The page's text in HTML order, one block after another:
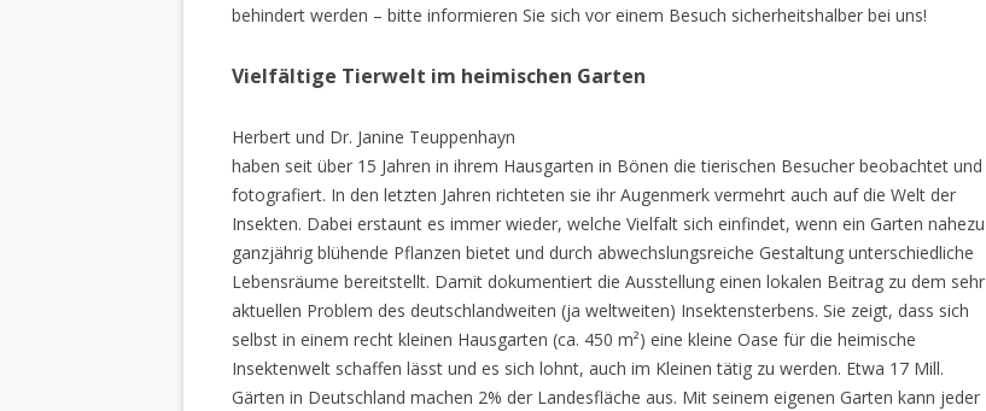
behindert werden – bitte informieren Sie sich vor einem Besuch sicherheitshalber bei uns!
Vielfältige Tierwelt im heimischen Garten
Herbert und Dr. Janine Teuppenhayn
haben seit über 15 Jahren in ihrem Hausgarten in Bönen die tierischen Besucher beobachtet und
fotografiert. In den letzten Jahren richteten sie ihr Augenmerk vermehrt auch auf die Welt der
Insekten. Dabei erstaunt es immer wieder, welche Vielfalt sich einfindet, wenn ein Garten nahezu
ganzjährig blühende Pflanzen bietet und durch abwechslungsreiche Gestaltung unterschiedliche
Lebensräume bereitstellt. Damit dokumentiert die Ausstellung einen lokalen Beitrag zu dem sehr
aktuellen Problem des deutschlandweiten (ja weltweiten) Insektensterbens. Sie zeigt, dass sich
selbst in einem recht kleinen Hausgarten (ca. 450 m²) eine kleine Oase für die heimische
Insektenwelt schaffen lässt und es sich lohnt, auch im Kleinen tätig zu werden. Etwa 17 Mill.
Gärten in Deutschland machen 2% der Landesfläche aus. Mit seinem eigenen Garten kann jeder